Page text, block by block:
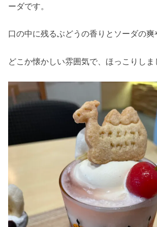
ーダです。
口の中に残るぶどうの香りとソーダの爽
どこか懐かしい雰囲気で、ほっこりしま